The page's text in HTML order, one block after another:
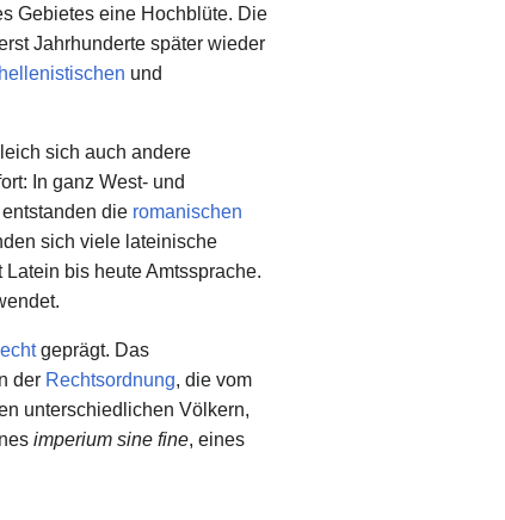
Gebietes eine Hochblüte. Die
Jahrhunderte später wieder
hellenistischen und
sich auch andere
In ganz West- und
die romanischen
sich viele lateinische
Latein bis heute Amtssprache.
geprägt. Das
der Rechtsordnung, die vom
unterschiedlichen Völkern,
imperium sine fine, eines